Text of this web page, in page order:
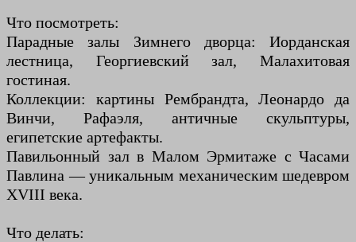
Что посмотреть:
Парадные залы Зимнего дворца: Иорданская
лестница, Георгиевский зал, Малахитовая
гостиная.
Коллекции: картины Рембрандта, Леонардо да
Винчи, Рафаэля, античные скульптуры,
египетские артефакты.
Павильонный зал в Малом Эрмитаже с Часами
Павлина — уникальным механическим шедевром
XVIII века.
Что делать: